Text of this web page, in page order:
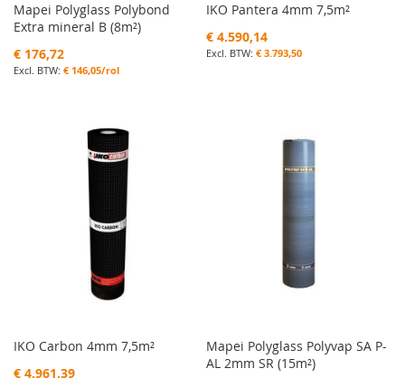
Mapei Polyglass Polybond
Extra mineral B (8m²)
€ 176,72
€ 146,05/rol
IKO Pantera 4mm 7,5m²
€ 4.590,14
€ 3.793,50
IKO Carbon 4mm 7,5m²
€ 4.961,39
Mapei Polyglass Polyvap SA P-
AL 2mm SR (15m²)